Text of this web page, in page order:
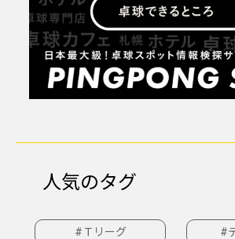
人気のタグ
#Ｔリーグ #